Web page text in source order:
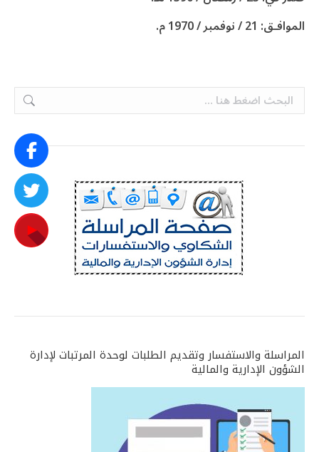
الموافـق: 21 / نوفمبر / 1970 م.
Search:
المراسلة والاستفسار وتقديم الطلبات لوحدة المرتبات لإدارة
الشؤون الإدارية والمالية